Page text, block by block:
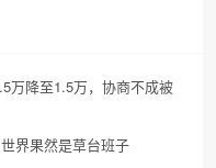
万降至1.5万，协商不成被
界果然是草台班子